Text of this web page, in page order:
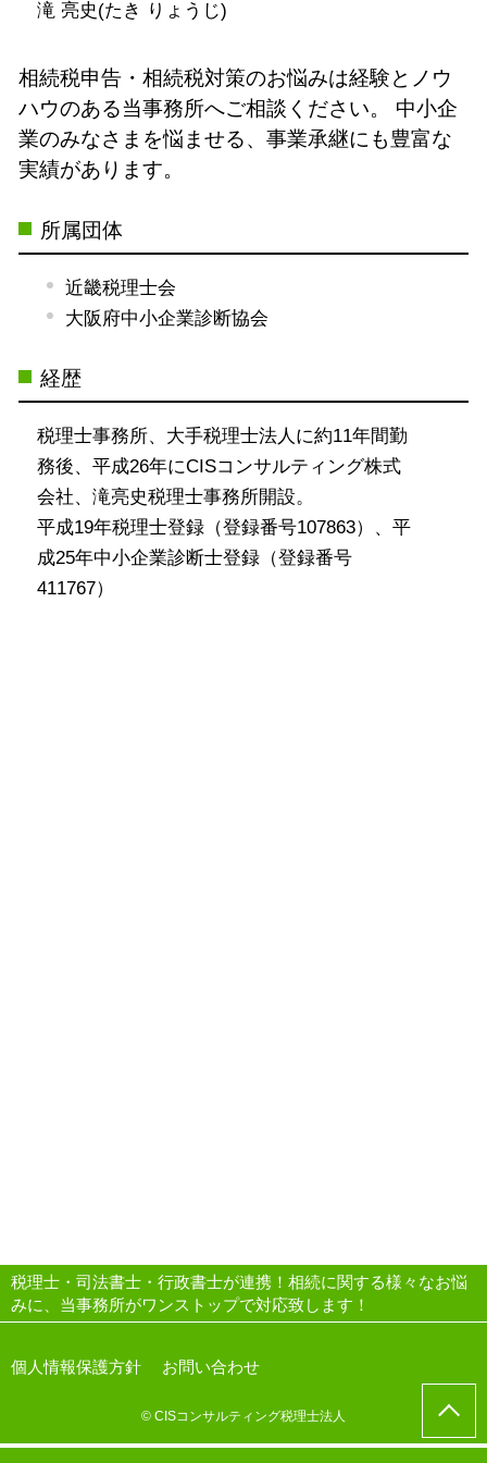
滝 亮史(たき りょうじ)
相続税申告・相続税対策のお悩みは経験とノウ
ハウのある当事務所へご相談ください。
中小企
業のみなさまを悩ませる、事業承継にも豊富な
実績があります。
所属団体
近畿税理士会
大阪府中小企業診断協会
経歴
税理士事務所、大手税理士法人に約11年間勤
務後、平成26年にCISコンサルティング株式
会社、滝亮史税理士事務所開設。
平成19年税理士登録（登録番号107863）、平
成25年中小企業診断士登録（登録番号
411767）
税理士・司法書士・行政書士が連携！相続に関する様々なお悩
みに、当事務所がワンストップで対応致します！
個人情報保護方針 お問い合わせ
© CISコンサルティング税理士法人